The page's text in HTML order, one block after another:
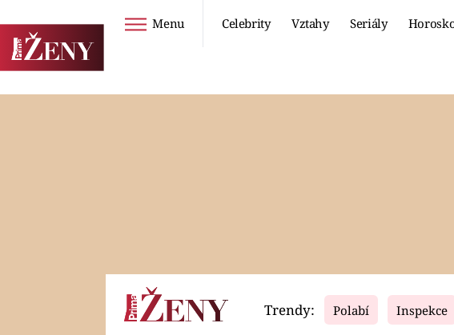
Menu Celebrity Vztahy Seriály
Horoskopy Video
Trendy: Polabí Inspekce